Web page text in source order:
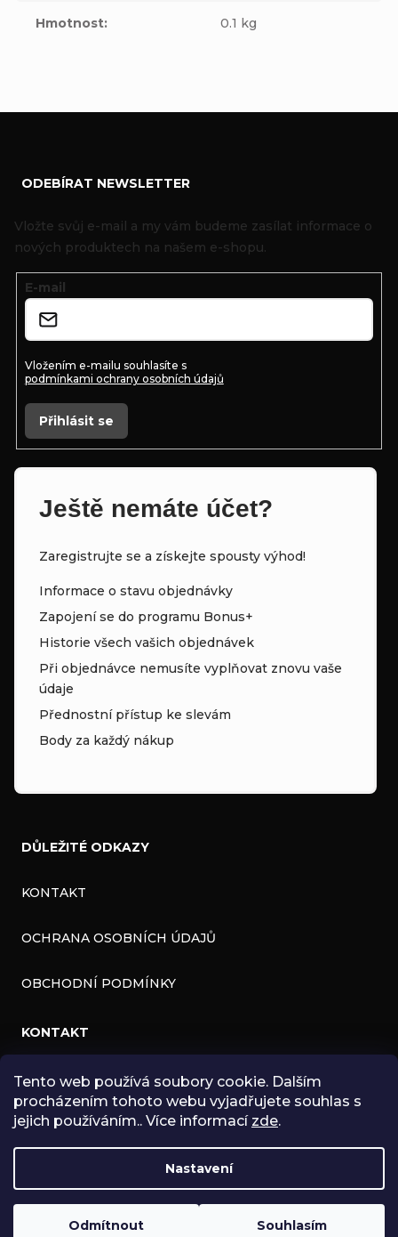
Tento web používá soubory cookie. Dalším
procházením tohoto webu vyjadřujete souhlas s
jejich používáním.. Více informací zde.
Nastavení
Odmítnout Souhlasím
Hmotnost: 0.1 kg
ODEBÍRAT NEWSLETTER
Vložte svůj e-mail a my vám budeme zasílat informace o
nových produktech na našem e-shopu.
E-mail
Vložením e-mailu souhlasíte s
podmínkami ochrany osobních údajů
Přihlásit se
Ještě nemáte účet?
Zaregistrujte se a získejte spousty výhod!
Informace o stavu objednávky
Zapojení se do programu Bonus+
Historie všech vašich objednávek
Při objednávce nemusíte vyplňovat znovu vaše
údaje
Přednostní přístup ke slevám
Body za každý nákup
DŮLEŽITÉ ODKAZY
KONTAKT
OCHRANA OSOBNÍCH ÚDAJŮ
OBCHODNÍ PODMÍNKY
KONTAKT
INFO@ZNK.CZ
HTTPS://WWW.FACEBOOK.COM/ZNKSHOP
ZNKSHOP